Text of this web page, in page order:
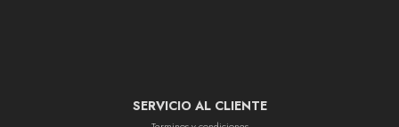
SERVICIO AL CLIENTE